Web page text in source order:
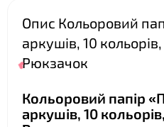
Опис Кольоровий
аркушів, 10
Рюкзачок
Кольоровий папір
аркушів, 10
❤